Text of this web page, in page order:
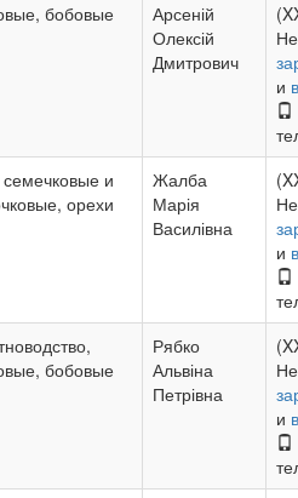
бобовые
Арсеній
Олексій
Дмитрович
и
и
орехи
Жалба
Марія
Василівна
и
бобовые
Рябко
Альвіна
Петрівна
и